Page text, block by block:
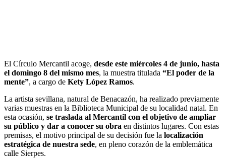
El Círculo Mercantil acoge, desde este miércoles 4 de junio, hasta
el domingo 8 del mismo mes, la muestra titulada “El poder de la
mente”, a cargo de Kety López Ramos.
La artista sevillana, natural de Benacazón, ha realizado previamente
varias muestras en la Biblioteca Municipal de su localidad natal. En
esta ocasión, se traslada al Mercantil con el objetivo de ampliar
su público y dar a conocer su obra en distintos lugares. Con estas
premisas, el motivo principal de su decisión fue la localización
estratégica de nuestra sede, en pleno corazón de la emblemática
calle Sierpes.